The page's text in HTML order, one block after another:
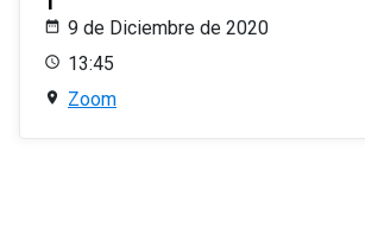
9 de Diciembre de 2020
13:45
Zoom